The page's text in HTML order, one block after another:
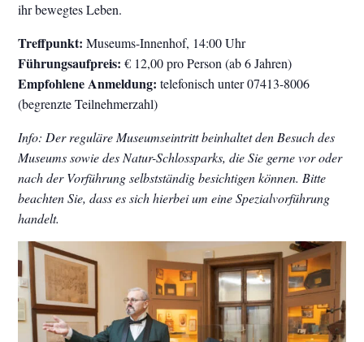
ihr bewegtes Leben.
Treffpunkt: Museums-Innenhof, 14:00 Uhr
Führungsaufpreis: € 12,00 pro Person (ab 6 Jahren)
Empfohlene Anmeldung: telefonisch unter 07413-8006
(begrenzte Teilnehmerzahl)
Info: Der reguläre Museumseintritt beinhaltet den Besuch des
Museums sowie des Natur-Schlossparks, die Sie gerne vor oder
nach der Vorführung selbstständig besichtigen können. Bitte
beachten Sie, dass es sich hierbei um eine Spezialvorführung
handelt.